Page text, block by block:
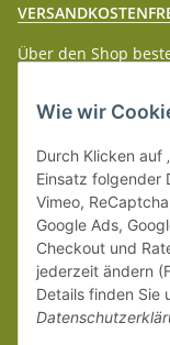
Über den Shop
wir innerhalb
versandkostenfrei.
Weitere
und
Wie wir
Durch Klicken auf
Einsatz folgender
Vimeo,
Google Ads,
Checkout und
jederzeit ändern
Details finden Sie